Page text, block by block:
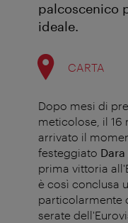
palcoscenico
ideale.
CARTA
Dopo mesi di
meticolose, il 16
arrivato il
festeggiato Dara
prima vittoria
è così conclusa
particolarmente
serate